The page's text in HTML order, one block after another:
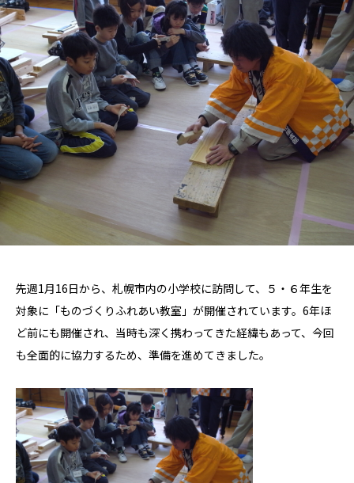
先週1月16日から、札幌市内の小学校に訪問して、５・６年生を
対象に「ものづくりふれあい教室」が開催されています。6年ほ
ど前にも開催され、当時も深く携わってきた経緯もあって、今回
も全面的に協力するため、準備を進めてきました。